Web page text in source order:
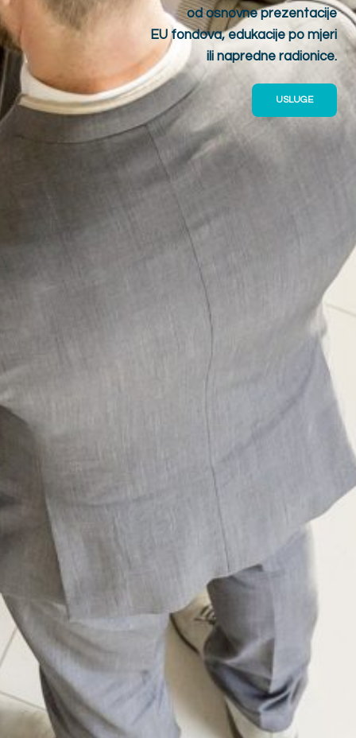
od osnovne prezentacije
EU fondova, edukacije po mjeri
ili napredne radionice.
USLUGE